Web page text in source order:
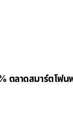
ตลาดสมาร์ตโฟน